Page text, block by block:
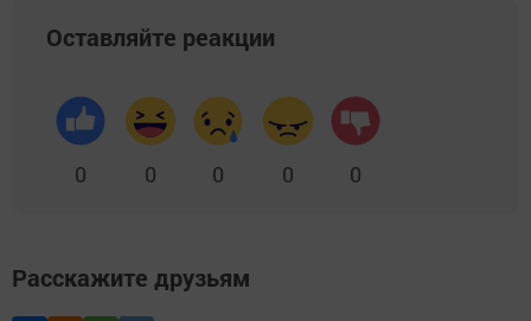
Оставляйте реакции
0 0 0 0 0
Расскажите друзьям